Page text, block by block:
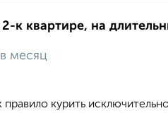
2-к квартире, на
в месяц
правило курить